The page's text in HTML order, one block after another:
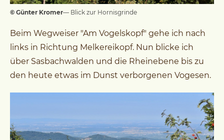
© Günter Kromer— Blick zur Hornisgrinde
Beim Wegweiser "Am Vogelskopf" gehe ich nach
links in Richtung Melkereikopf. Nun blicke ich
über Sasbachwalden und die Rheinebene bis zu
den heute etwas im Dunst verborgenen Vogesen.